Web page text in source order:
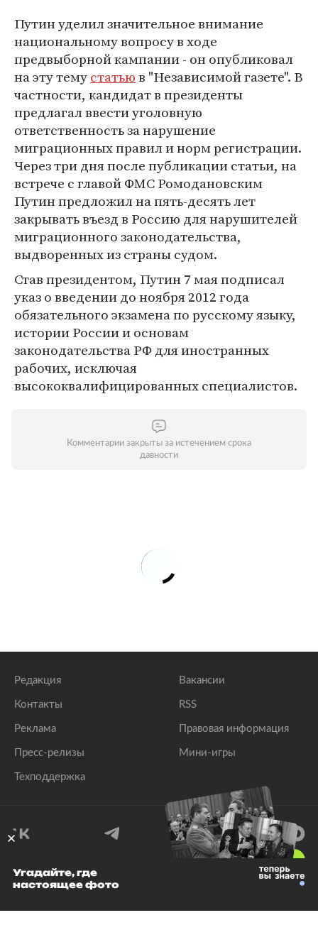
Путин уделил значительное внимание
национальному вопросу в ходе
предвыборной кампании - он опубликовал
на эту темустатьюв "Независимой газете". В
частности, кандидат в президенты
предлагал ввести уголовную
ответственность за нарушение
миграционных правил и норм регистрации.
Через три дня после публикации статьи, на
встрече с главой ФМС Ромодановским
Путин предложил на пять-десять лет
закрывать въезд в Россию для нарушителей
миграционного законодательства,
выдворенных из страны судом.
Став президентом, Путин 7 мая подписал
указ о введении до ноября 2012 года
обязательного экзамена по русскому языку,
истории России и основам
законодательства РФ для иностранных
рабочих, исключая
высококвалифицированных специалистов.
Комментарии закрыты за истечением срока
давности
Редакция
Контакты
Реклама
Пресс-релизы
Техподдержка
Вакансии
RSS
Правовая информация
Мини-игры
© 1999–2026 Все права защищены.
Угадайте, где
настоящее фото